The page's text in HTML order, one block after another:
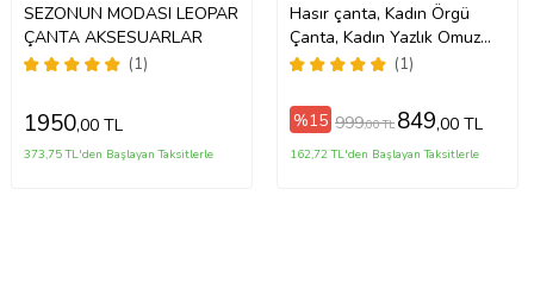
SEZONUN MODASI LEOPAR
ÇANTA AKSESUARLAR
(1)
1950,00 TL
373,75 TL'den Başlayan Taksitlerle
Hasır çanta, Kadın Örgü
Çanta, Kadın Yazlık Omuz
Çantası, Shopper Çanta, Plaj
(1)
%15 999,00 TL 849,00 TL
162,72 TL'den Başlayan Taksitlerle